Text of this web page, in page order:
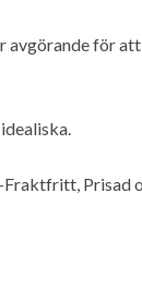
avgörande för
Prisad